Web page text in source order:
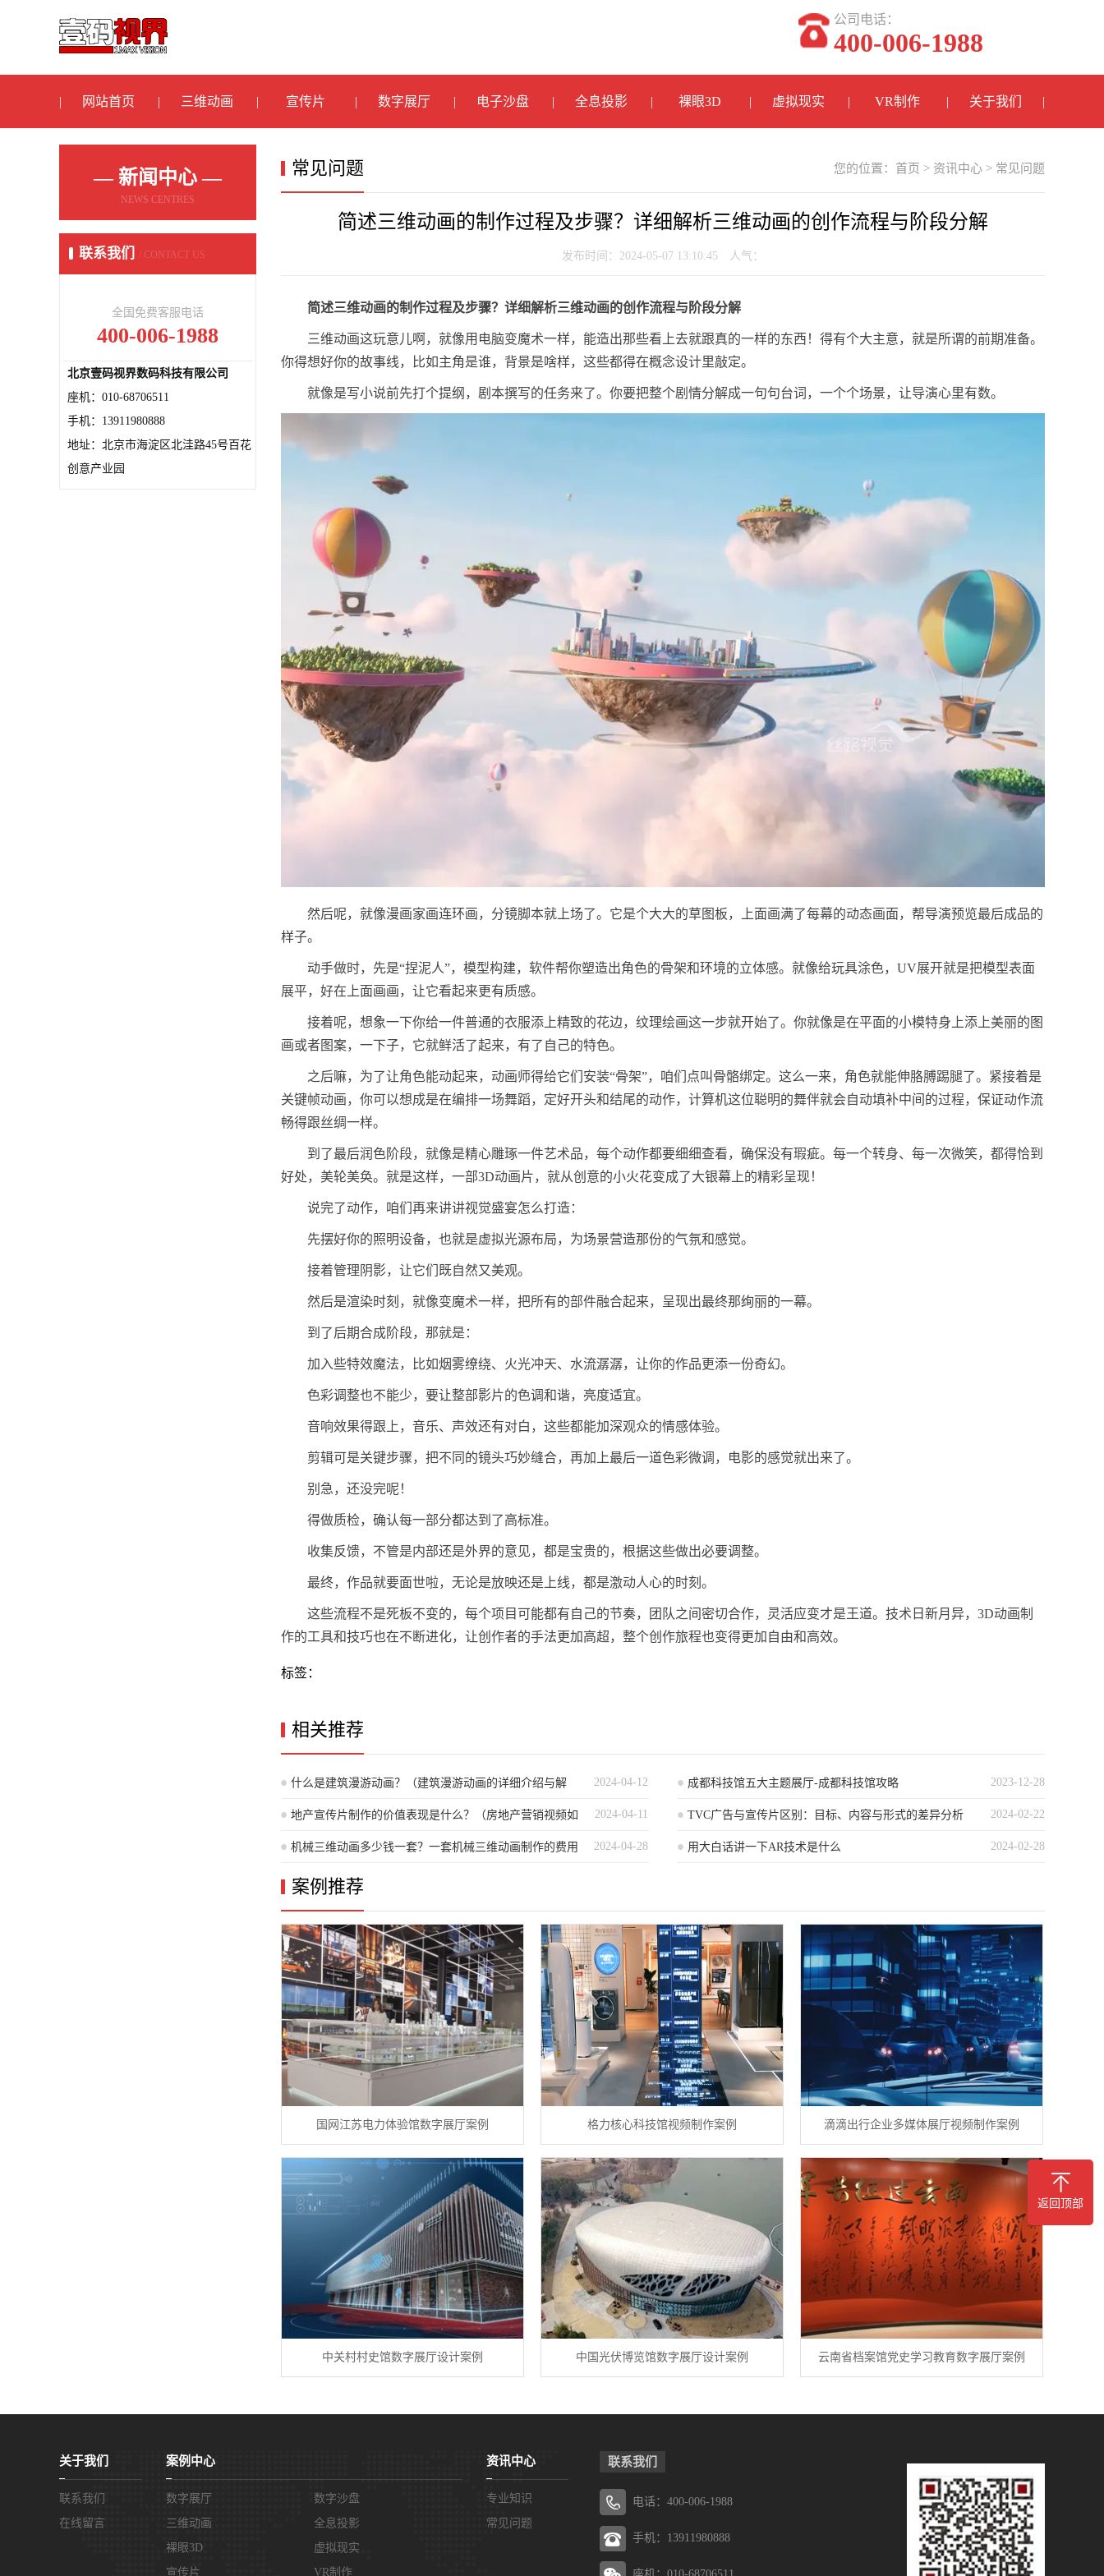
公司电话：
400-006-1988
网站首页 三维动画 宣传片 数字展厅 电子沙盘 全息投影 裸眼3D 虚拟现实 VR制作 关于我们
— 新闻中心 —
NEWS CENTRES
联系我们 / CONTACT US
全国免费客服电话
400-006-1988
北京壹码视界数码科技有限公司
座机：010-68706511
手机：13911980888
地址：北京市海淀区北洼路45号百花
创意产业园
您的位置： 首页 > 资讯中心 > 常见问题
常见问题
简述三维动画的制作过程及步骤？详细解析三维动画的创作流程与阶段分解
发布时间：2024-05-07 13:10:45 人气：
简述三维动画的制作过程及步骤？详细解析三维动画的创作流程与阶段分解
三维动画这玩意儿啊，就像用电脑变魔术一样，能造出那些看上去就跟真的一样的东西！得有个大主意，就是所谓的前期准备。
你得想好你的故事线，比如主角是谁，背景是啥样，这些都得在概念设计里敲定。
就像是写小说前先打个提纲，剧本撰写的任务来了。你要把整个剧情分解成一句句台词，一个个场景，让导演心里有数。
然后呢，就像漫画家画连环画，分镜脚本就上场了。它是个大大的草图板，上面画满了每幕的动态画面，帮导演预览最后成品的
样子。
动手做时，先是“捏泥人”，模型构建，软件帮你塑造出角色的骨架和环境的立体感。就像给玩具涂色，UV展开就是把模型表面
展平，好在上面画画，让它看起来更有质感。
接着呢，想象一下你给一件普通的衣服添上精致的花边，纹理绘画这一步就开始了。你就像是在平面的小模特身上添上美丽的图
画或者图案，一下子，它就鲜活了起来，有了自己的特色。
之后嘛，为了让角色能动起来，动画师得给它们安装“骨架”，咱们点叫骨骼绑定。这么一来，角色就能伸胳膊踢腿了。紧接着是
关键帧动画，你可以想成是在编排一场舞蹈，定好开头和结尾的动作，计算机这位聪明的舞伴就会自动填补中间的过程，保证动作流
畅得跟丝绸一样。
到了最后润色阶段，就像是精心雕琢一件艺术品，每个动作都要细细查看，确保没有瑕疵。每一个转身、每一次微笑，都得恰到
好处，美轮美奂。就是这样，一部3D动画片，就从创意的小火花变成了大银幕上的精彩呈现！
说完了动作，咱们再来讲讲视觉盛宴怎么打造：
先摆好你的照明设备，也就是虚拟光源布局，为场景营造那份的气氛和感觉。
接着管理阴影，让它们既自然又美观。
然后是渲染时刻，就像变魔术一样，把所有的部件融合起来，呈现出最终那绚丽的一幕。
到了后期合成阶段，那就是：
加入些特效魔法，比如烟雾缭绕、火光冲天、水流潺潺，让你的作品更添一份奇幻。
色彩调整也不能少，要让整部影片的色调和谐，亮度适宜。
音响效果得跟上，音乐、声效还有对白，这些都能加深观众的情感体验。
剪辑可是关键步骤，把不同的镜头巧妙缝合，再加上最后一道色彩微调，电影的感觉就出来了。
别急，还没完呢！
得做质检，确认每一部分都达到了高标准。
收集反馈，不管是内部还是外界的意见，都是宝贵的，根据这些做出必要调整。
最终，作品就要面世啦，无论是放映还是上线，都是激动人心的时刻。
这些流程不是死板不变的，每个项目可能都有自己的节奏，团队之间密切合作，灵活应变才是王道。技术日新月异，3D动画制
作的工具和技巧也在不断进化，让创作者的手法更加高超，整个创作旅程也变得更加自由和高效。
标签：
相关推荐
2024-04-12
什么是建筑漫游动画？（建筑漫游动画的详细介绍与解
释）
2023-12-28
成都科技馆五大主题展厅-成都科技馆攻略
2024-04-11
地产宣传片制作的价值表现是什么？（房地产营销视频如
何通过视觉叙事提升品牌形象和销售效果？）
2024-02-22
TVC广告与宣传片区别：目标、内容与形式的差异分析
2024-04-28
机械三维动画多少钱一套？一套机械三维动画制作的费用
是多少？
2024-02-28
用大白话讲一下AR技术是什么
案例推荐
国网江苏电力体验馆数字展厅案例 格力核心科技馆视频制作案例 滴滴出行企业多媒体展厅视频制作案例
中关村村史馆数字展厅设计案例 中国光伏博览馆数字展厅设计案例 云南省档案馆党史学习教育数字展厅案例
关于我们
联系我们
在线留言
案例中心
数字展厅
数字沙盘
三维动画
全息投影
裸眼3D
虚拟现实
宣传片
VR制作
资讯中心
专业知识
常见问题
联系我们
电话：400-006-1988
手机：13911980888
返回顶部